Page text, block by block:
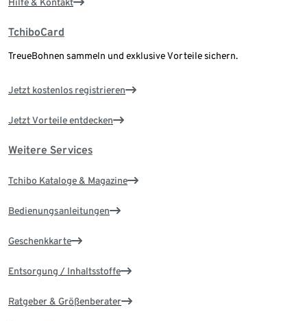
Hilfe & Kontakt
TchiboCard
TreueBohnen sammeln und exklusive Vorteile sichern.
Jetzt kostenlos registrieren
Jetzt Vorteile entdecken
Weitere Services
Tchibo Kataloge & Magazine
Bedienungsanleitungen
Geschenkkarte
Entsorgung / Inhaltsstoffe
Ratgeber & Größenberater